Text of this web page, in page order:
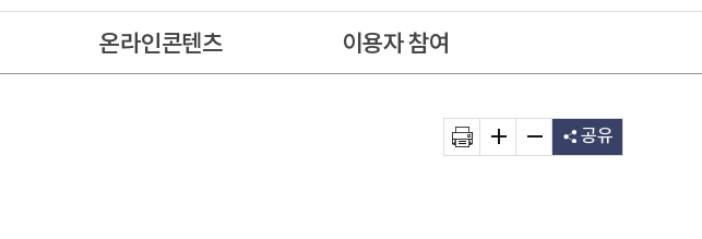
IPTV(KT, SKB, LGU+)
온라인콘텐츠 이용자 참여
공유